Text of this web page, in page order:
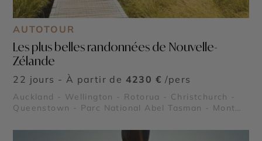
AUTOTOUR
Les plus belles randonnées de Nouvelle-
Zélande
22 jours - À partir de 4230 € /pers
Auckland - Wellington - Rotorua - Christchurch -
Queenstown - Parc National Abel Tasman - Mont